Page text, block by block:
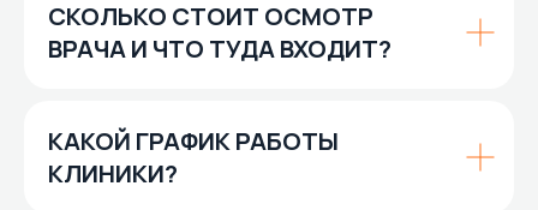
СКОЛЬКО СТОИТ ОСМОТР
ВРАЧА И ЧТО ТУДА ВХОДИТ?
КАКОЙ ГРАФИК РАБОТЫ
КЛИНИКИ?